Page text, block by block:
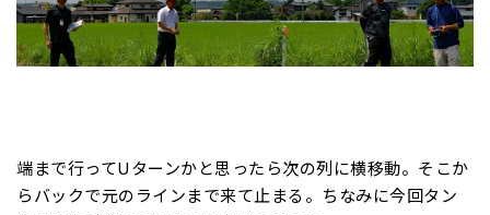
端まで行ってUターンかと思ったら次の列に横移動。そこか
らバックで元のラインまで来て止まる。ちなみに今回タン